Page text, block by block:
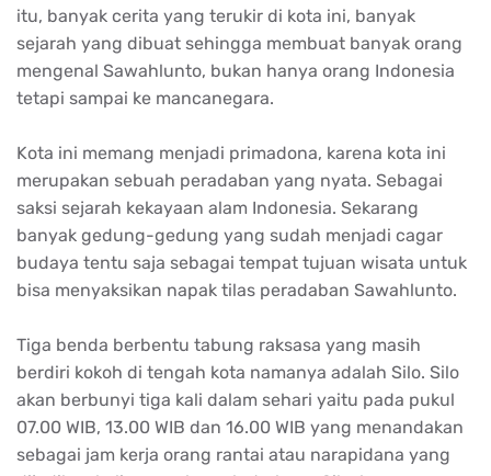
itu, banyak cerita yang terukir di kota ini, banyak
sejarah yang dibuat sehingga membuat banyak orang
mengenal Sawahlunto, bukan hanya orang Indonesia
tetapi sampai ke mancanegara.
Kota ini memang menjadi primadona, karena kota ini
merupakan sebuah peradaban yang nyata. Sebagai
saksi sejarah kekayaan alam Indonesia. Sekarang
banyak gedung-gedung yang sudah menjadi cagar
budaya tentu saja sebagai tempat tujuan wisata untuk
bisa menyaksikan napak tilas peradaban Sawahlunto.
Tiga benda berbentu tabung raksasa yang masih
berdiri kokoh di tengah kota namanya adalah Silo. Silo
akan berbunyi tiga kali dalam sehari yaitu pada pukul
07.00 WIB, 13.00 WIB dan 16.00 WIB yang menandakan
sebagai jam kerja orang rantai atau narapidana yang